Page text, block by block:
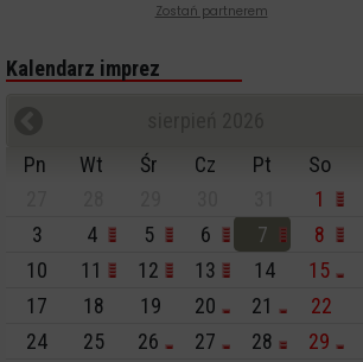
Zostań partnerem
Kalendarz imprez
Pn
Wt Śr Cz Pt So
1
3
4 5 6 7 8
10
11 12 13 14 15
17
18 19 20 21 22
24
25 26 27 28 29